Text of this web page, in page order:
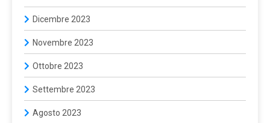
Dicembre 2023
Novembre 2023
Ottobre 2023
Settembre 2023
Agosto 2023